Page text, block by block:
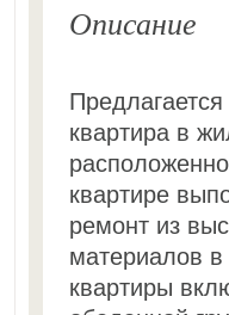
Описание
квартира в
квартире
ремонт из
материалов
квартиры